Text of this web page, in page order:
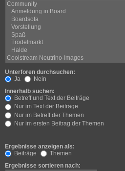
Unterforen durchsuchen:
Ja
Nein
Innerhalb suchen:
Betreff und Text der Beiträge
Nur im Text der Beiträge
Nur im Betreff der Themen
Nur im ersten Beitrag der Themen
Ergebnisse anzeigen als:
Beiträge
Themen
Ergebnisse sortieren nach: